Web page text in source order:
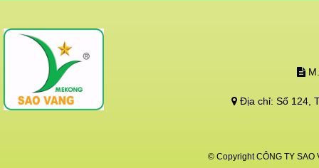
Địa chỉ: Số 124,
© Copyright CÔNG TY SAO